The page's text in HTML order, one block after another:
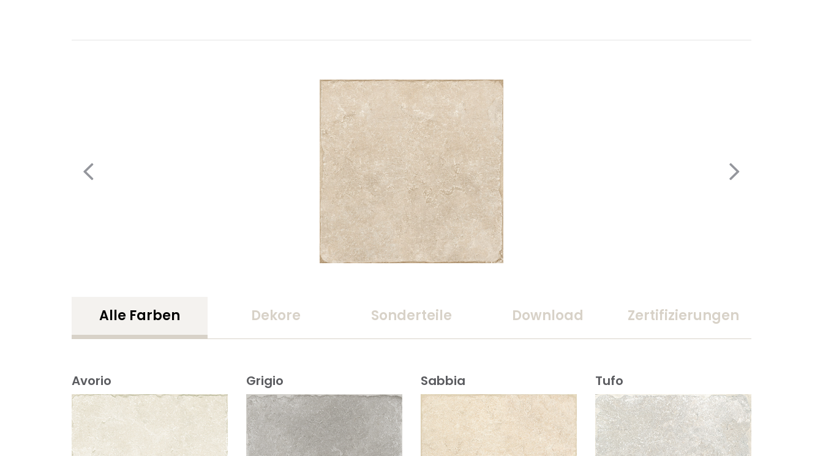
Alle Farben Dekore Sonderteile Download Zertifizierungen
Avorio Grigio Sabbia Tufo